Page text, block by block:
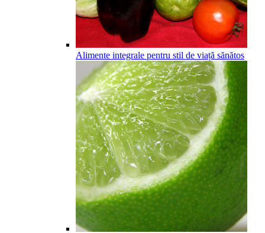
Alimente integrale pentru stil de viață sănătos